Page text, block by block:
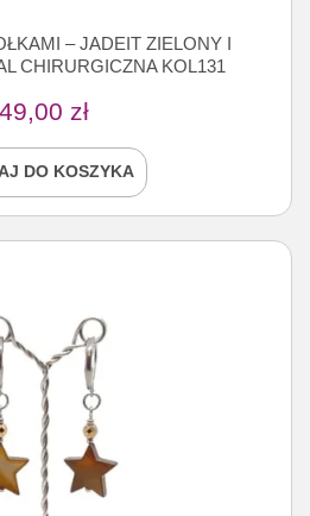
– JADEIT ZIELONY I
CHIRURGICZNA KOL131
49,00 zł
DO KOSZYKA